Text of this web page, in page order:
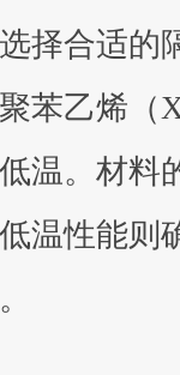
择合适的
苯乙烯（
温。材料
温性能则